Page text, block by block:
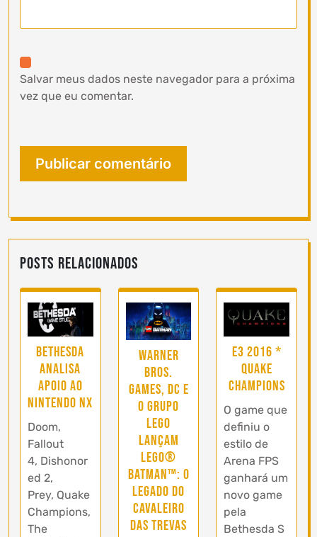
Salvar meus dados neste navegador para a próxima
vez que eu comentar.
Posts Relacionados
Bethesda
analisa
apoio ao
Nintendo NX
Doom,
Fallout
4, Dishonor
ed 2,
Prey, Quake
Champions,
The
Warner
Bros.
Games, DC e
o Grupo
LEGO
lançam
LEGO®
Batman™: O
Legado do
Cavaleiro
das Trevas
E3 2016 *
Quake
Champions
O game que
definiu o
estilo de
Arena FPS
ganhará um
novo game
pela
Bethesda S